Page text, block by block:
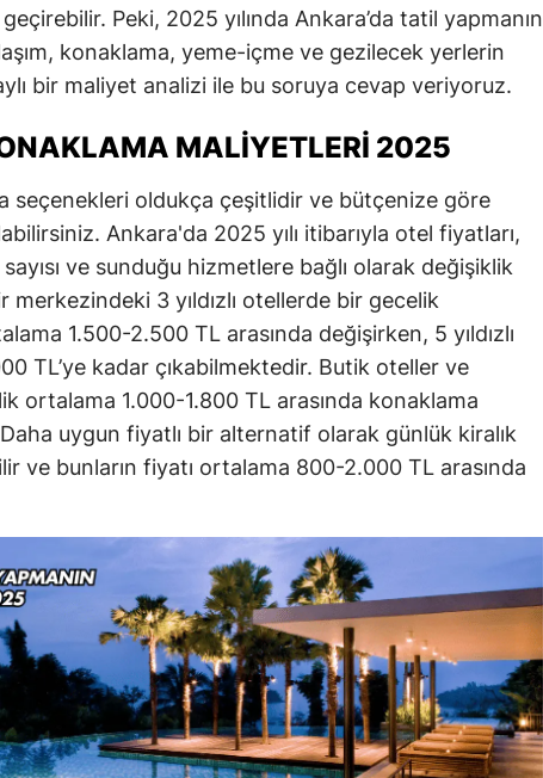
Peki, 2025 yılında Ankara’da tatil yapmanın
konaklama, yeme-içme ve gezilecek yerlerin
bir maliyet analizi ile bu soruya cevap veriyoruz.
MALIYETLERI 2025
seçenekleri oldukça çeşitlidir ve bütçenize göre
Ankara'da 2025 yılı itibarıyla otel fiyatları,
ve sunduğu hizmetlere bağlı olarak değişiklik
3 yıldızlı otellerde bir gecelik
1.500-2.500 TL arasında değişirken, 5 yıldızlı
TL’ye kadar çıkabilmektedir. Butik oteller ve
ortalama 1.000-1.800 TL arasında konaklama
uygun fiyatlı bir alternatif olarak günlük kiralık
ve bunların fiyatı ortalama 800-2.000 TL arasında